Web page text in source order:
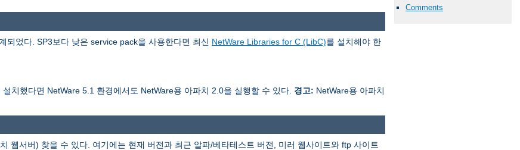
Comments
되었다. SP3보다 낮은 service pack을 사용한다면 최신 NetWare Libraries for C (LibC)를 설치해야 한
설치했다면 NetWare 5.1 환경에서도 NetWare용 아파치 2.0을 실행할 수 있다. 경고: NetWare용 아파치
웹서버) 찾을 수 있다. 여기에는 현재 버전과 최근 알파/베타테스트 버전, 미러 웹사이트와 ftp 사이트